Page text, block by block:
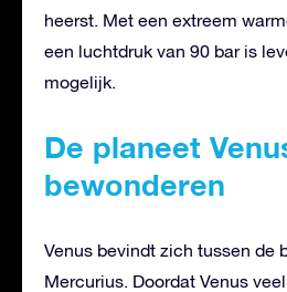
heerst. Met een extreem
een luchtdruk van 90 bar is
mogelijk.
De planeet
bewonderen
Venus bevindt zich tussen de
Mercurius. Doordat Venus